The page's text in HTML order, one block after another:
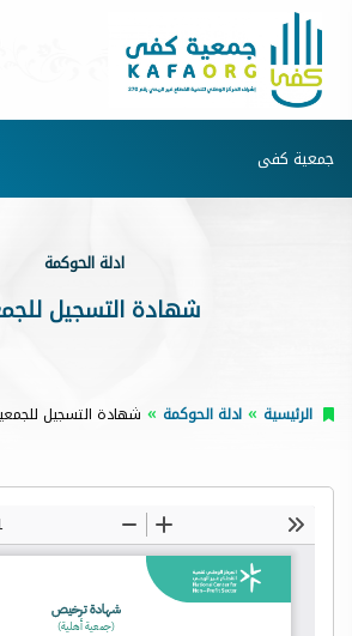
جمعية كفى
ادلة الحوكمة
شهادة التسجيل
الرئيسية ادلة الحوكمة شهادة التسجيل